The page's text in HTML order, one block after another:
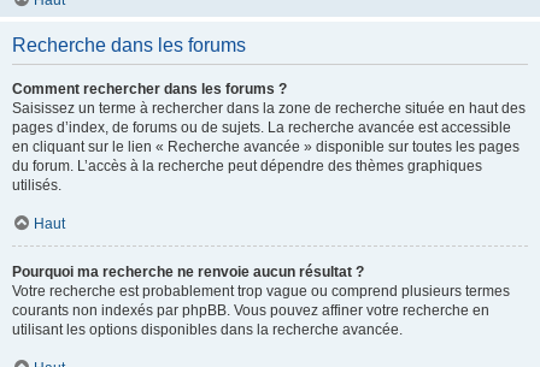
Recherche dans les forums
Comment rechercher dans les forums ?
Saisissez un terme à rechercher dans la zone de recherche située en haut des
pages d’index, de forums ou de sujets. La recherche avancée est accessible
en cliquant sur le lien « Recherche avancée » disponible sur toutes les pages
du forum. L’accès à la recherche peut dépendre des thèmes graphiques
utilisés.
Haut
Pourquoi ma recherche ne renvoie aucun résultat ?
Votre recherche est probablement trop vague ou comprend plusieurs termes
courants non indexés par phpBB. Vous pouvez affiner votre recherche en
utilisant les options disponibles dans la recherche avancée.